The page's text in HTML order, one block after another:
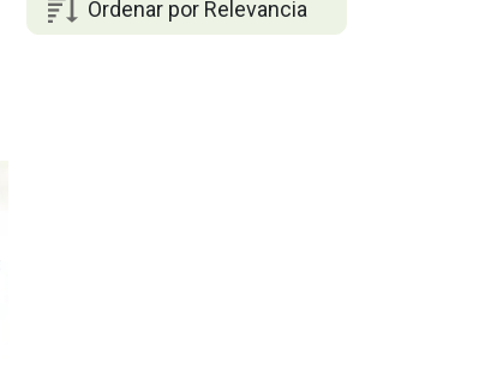
Ordenar por Relevancia